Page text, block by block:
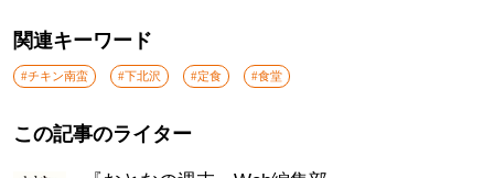
関連キーワード
#チキン南蛮 #下北沢 #定食 #食堂
この記事のライター